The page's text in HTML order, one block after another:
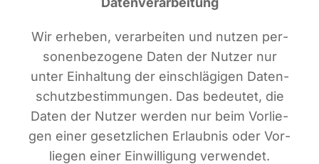
Maga­zin
Wir erhe­ben, ver­ar­bei­ten und nut­zen per­
so­nen­be­zo­ge­ne Daten der Nut­zer nur
unter Ein­hal­tung der ein­schlä­gi­gen Daten­
schutz­be­stim­mun­gen. Das bedeu­tet, die
Daten der Nut­zer wer­den nur beim Vor­lie­
gen einer gesetz­li­chen Erlaub­nis oder Vor­
lie­gen einer Ein­wil­li­gung verwendet.